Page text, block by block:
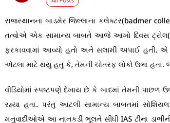
રાજસ્થાનના બાડમેર જિલ્લાના કલેક્ટર(badmer
તત્વોએ એક સામાન્ય બાબતે આજે આખો દિવસ
ફરકાવવામાં આવ્યો હતો અને સલામી અપાઈ હતી. એ
એટલા માટે થયું હતું કે, તેમની ચોતરફ લોકો ઉભા હતા.
વીડિયોમાં સ્પષ્ટપણે દેખાય છે કે બાદમાં તેમની
રહ્યા હતા. પરંતુ આટલી સામાન્ય બાબતમાં સોશિયલ
મનુવાદીઓએ આ નાનકડી ભૂલને સીધી IAS ટીના